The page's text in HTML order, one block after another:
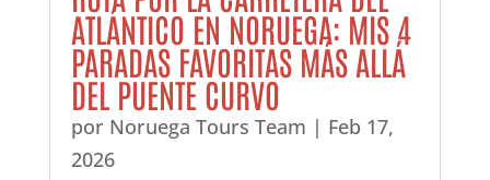
ATLÁNTICO EN NORUEGA: MIS 4
PARADAS FAVORITAS MÁS ALLÁ
DEL PUENTE CURVO
por Noruega Tours Team | Feb 17,
2026